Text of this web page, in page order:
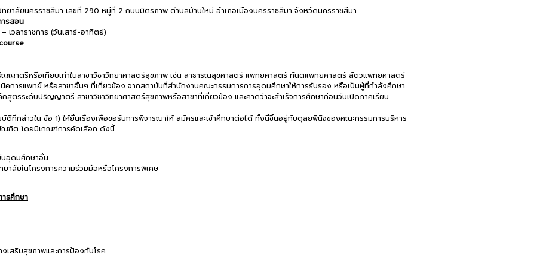
ยาลัยนครราชสีมา เลขที่ 290 หมู่ที่ 2 ถนนมิตรภาพ ตำบลบ้านใหม่ อำเภอเมืองนครราชสีมา จังหวัดนครราชสีมา
ารสอน
เวลาราชการ (วันเสาร์-อาทิตย์)
ริญญาตรีหรือเทียบเท่าในสาขาวิชาวิทยาศาสตร์สุขภาพ เช่น สาธารณสุขศาสตร์ แพทยศาสตร์ ทันตแพทยศาสตร์ สัตวแพทยศาสตร์
คการแพทย์ หรือสาขาอื่นๆ ที่เกี่ยวข้อง จากสถาบันที่สำนักงานคณะกรรมการการอุดมศึกษาให้การรับรอง หรือเป็นผู้ที่กำลังศึกษา
สูตรระดับปริญญาตรี สาขาวิชาวิทยาศาสตร์สุขภาพหรือสาขาที่เกี่ยวข้อง และคาดว่าจะสำเร็จการศึกษาก่อนวันเปิดภาคเรียน
กล่าวใน ข้อ 1) ให้ยื่นเรื่องเพื่อขอรับการพิจารณาให้ สมัครและเข้าศึกษาต่อได้ ทั้งนี้ขึ้นอยู่กับดุลยพินิจของคณะกรรมการบริหาร
ฑิต โดยมีเกณฑ์การคัดเลือก ดังนี้
นอุดมศึกษาอื่น
าลัยในโครงการความร่วมมือหรือโครงการพิเศษ
ารศึกษา
เสริมสุขภาพและการป้องกันโรค